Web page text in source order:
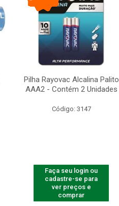
Pilha Rayovac Alcalina Palito
AAA2 - Contém 2 Unidades
Código: 3147
Faça seu login ou
cadastre-se para
ver preços e
comprar